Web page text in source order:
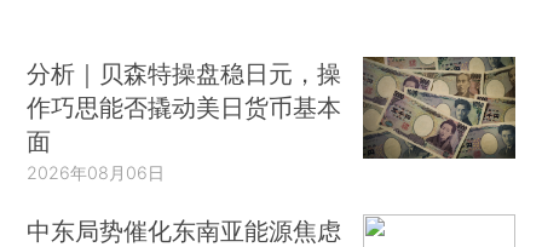
分析｜贝森特操盘稳日元，操
作巧思能否撬动美日货币基本
面
2026年08月06日
中东局势催化东南亚能源焦虑